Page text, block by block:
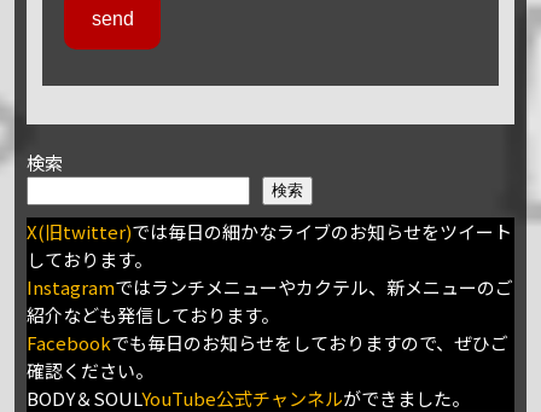
検索
検索
X(旧twitter)では毎日の細かなライブのお知らせをツイート
しております。
Instagramではランチメニューやカクテル、新メニューのご
紹介なども発信しております。
Facebookでも毎日のお知らせをしておりますので、ぜひご
確認ください。
BODY＆SOULYouTube公式チャンネルができました。